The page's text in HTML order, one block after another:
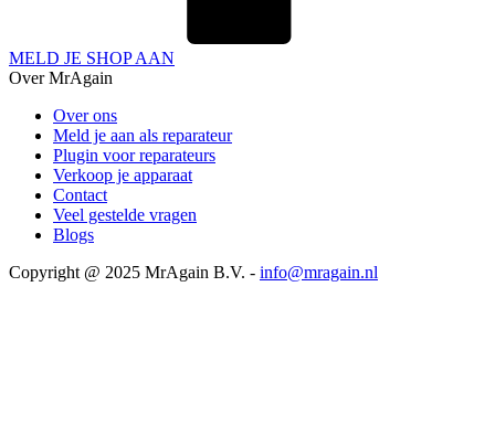
MELD JE SHOP AAN
Over MrAgain
Over ons
Meld je aan als reparateur
Plugin voor reparateurs
Verkoop je apparaat
Contact
Veel gestelde vragen
Blogs
Copyright @ 2025 MrAgain B.V. - info@mragain.nl